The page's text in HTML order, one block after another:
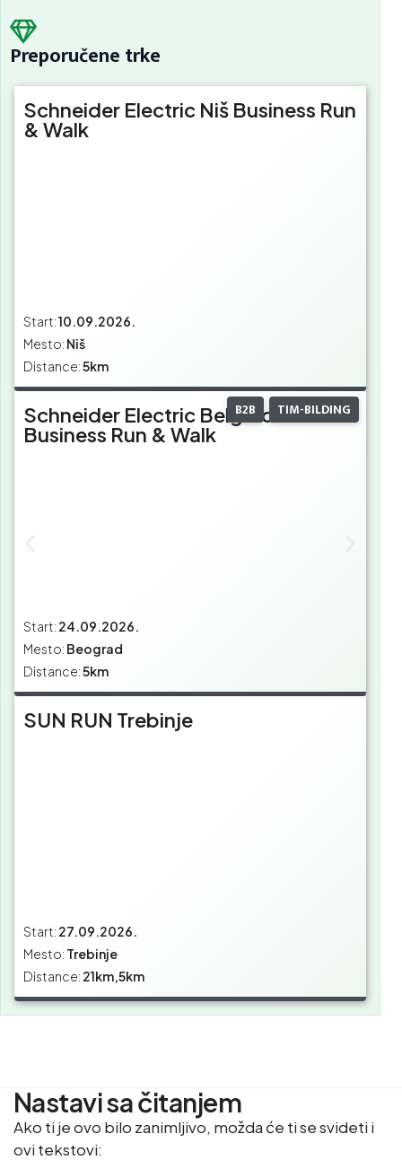
Preporučene trke
Schneider Electric Niš Business Run
& Walk
Start:10.09.2026.
Mesto: Niš
Distance:5km
B2B TIM-BILDING
Schneider Electric Belgrade
Business Run & Walk
Start: 24.09.2026.
Mesto: Beograd
Distance:5km
SUN RUN Trebinje
Start: 27.09.2026.
Mesto: Trebinje
Distance: 21km,5km
Nastavi sa čitanjem
Ako ti je ovo bilo zanimljivo, možda će ti se svideti i
ovi tekstovi: